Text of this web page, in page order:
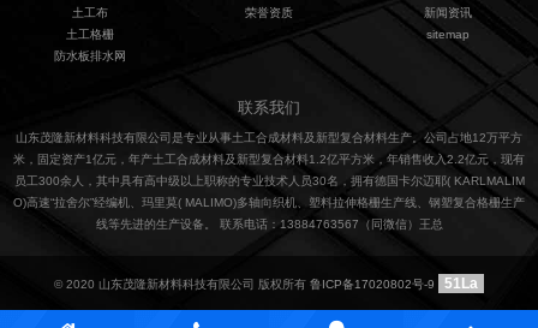
土工布
土工格栅
防水板排水网
荣誉资质
新闻资讯
sitemap
联系我们
山东茂隆新材料科技有限公司是专业从事土工合成材料及新型复合材料生产。公司占地12万平方
米，固定资产1亿元，年产土工合成材料及新型复合材料1.2亿平方米，年销售收入2.2亿元，现有
员工300余人，其中具有高中级以上职称的专业技术人员30名，拥有德国卡尔迈耶( KARLMALIM
O)高速“拉舍尔”经编机、玛里莫( MALIMO)多轴向织机、塑料拉伸格栅生产线、钢塑复合格栅生产
线等先进的生产设备。 联系电话：13884763567（同微信）王总
© 2020 山东茂隆新材料科技有限公司 版权所有 鲁ICP备17020802号-9 51La